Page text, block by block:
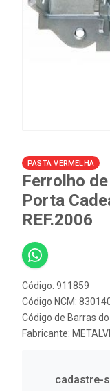
PASTA VERMELHA
Ferrolho
Porta
REF.2006
Código: 911859
Código NCM:
Código de Barras
Fabricante: METALVI
cadastre-